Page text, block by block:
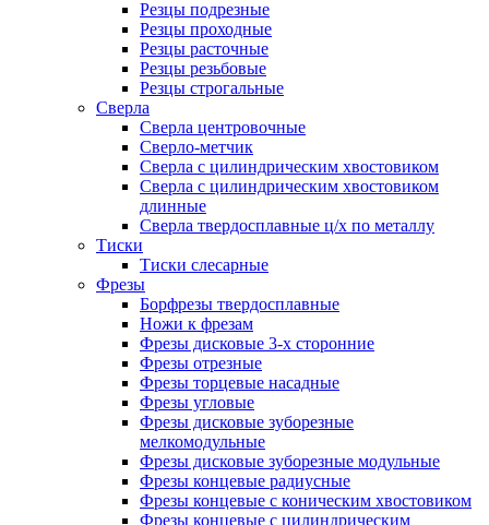
Резцы подрезные
Резцы проходные
Резцы расточные
Резцы резьбовые
Резцы строгальные
Сверла
Сверла центровочные
Сверло-метчик
Сверла с цилиндрическим хвостовиком
Сверла с цилиндрическим хвостовиком
длинные
Сверла твердосплавные ц/х по металлу
Тиски
Тиски слесарные
Фрезы
Борфрезы твердосплавные
Ножи к фрезам
Фрезы дисковые 3-х сторонние
Фрезы отрезные
Фрезы торцевые насадные
Фрезы угловые
Фрезы дисковые зуборезные
мелкомодульные
Фрезы дисковые зуборезные модульные
Фрезы концевые радиусные
Фрезы концевые с коническим хвостовиком
Фрезы концевые с цилиндрическим